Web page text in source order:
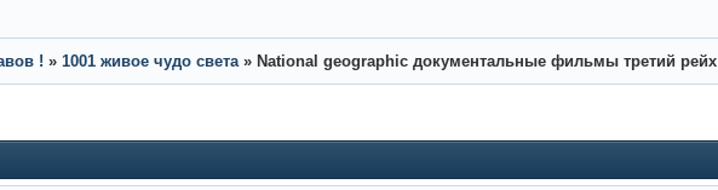
! » 1001 живое чудо света » National geographic документальные фильмы третий рейх